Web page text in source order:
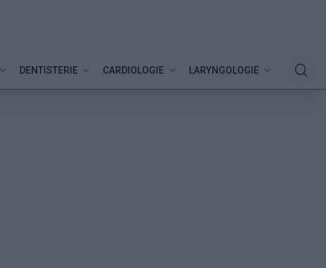
DENTISTERIE CARDIOLOGIE LARYNGOLOGIE